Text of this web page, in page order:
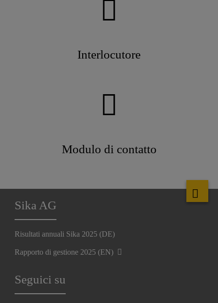
Interlocutore
Modulo di contatto
Sika AG
Risultati annuali Sika 2025 (DE)
Rapporto di gestione 2025 (EN)
Seguici su